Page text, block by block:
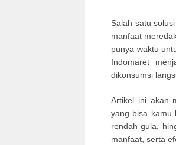
Salah satu
manfaat
punya waktu
Indomaret
dikonsumsi
Artikel ini akan
yang bisa kamu
rendah gula,
manfaat, serta